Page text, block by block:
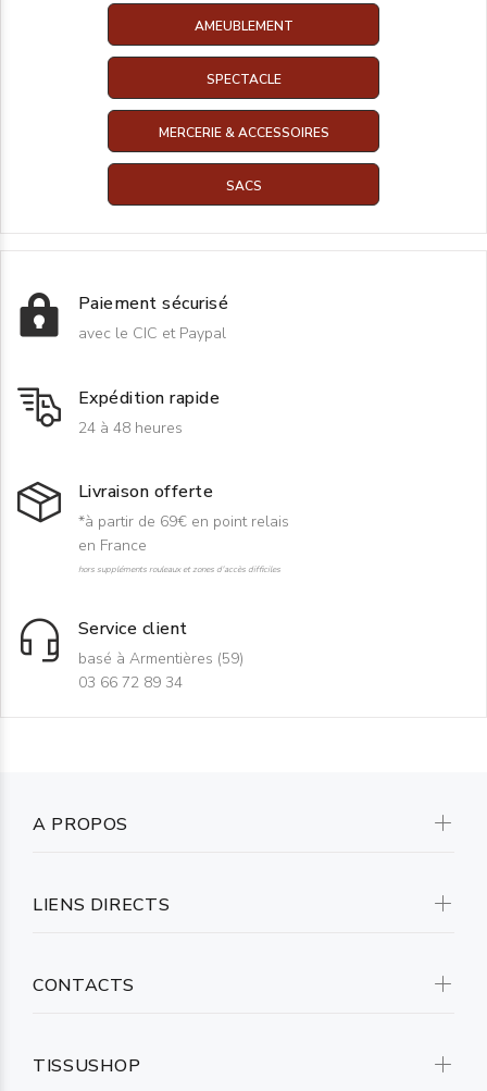
AMEUBLEMENT
SPECTACLE
MERCERIE & ACCESSOIRES
SACS
Paiement sécurisé
avec le CIC et Paypal
Expédition rapide
24 à 48 heures
Livraison offerte
*à partir de 69€ en point relais
en France
hors suppléments rouleaux et zones d'accès difficiles
Service client
basé à Armentières (59)
03 66 72 89 34
A PROPOS
LIENS DIRECTS
CONTACTS
TISSUSHOP